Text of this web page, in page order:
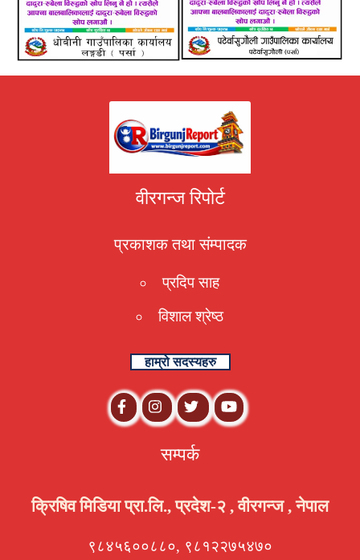
वीरगन्ज रिपोर्ट
प्रकाशक तथा संम्पादक
प्रदिप साह
विशाल श्रेष्ठ
हाम्रो सदस्यहरु
सम्पर्क
क्रिषिव मिडिया प्रा.लि., प्रदेश-२ , वीरगन्ज , नेपाल
९८४५६००८८०, ९८१२२७५४७०